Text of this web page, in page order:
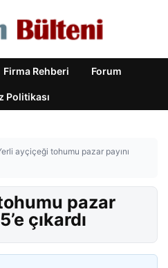
Firma Rehberi Forum
Politikası
ayçiçeği tohumu pazar payını
pazar
çıkardı